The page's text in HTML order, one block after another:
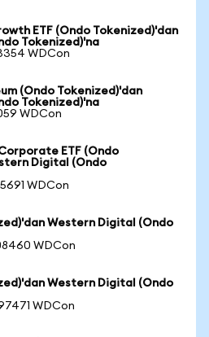
ETF (Ondo Tokenized)'dan
Tokenized)'na
WDCon
(Ondo Tokenized)'dan
Tokenized)'na
WDCon
ETF (Ondo
Digital (Ondo
WDCon
Western Digital (Ondo
WDCon
Western Digital (Ondo
WDCon